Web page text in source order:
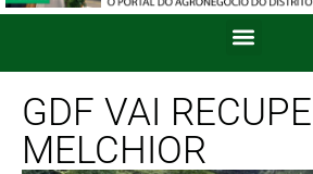
GDF VAI
MELCHIOR